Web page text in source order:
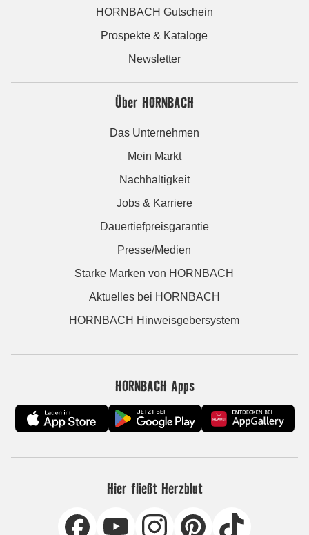
HORNBACH Gutschein
Prospekte & Kataloge
Newsletter
Über HORNBACH
Das Unternehmen
Mein Markt
Nachhaltigkeit
Jobs & Karriere
Dauertiefpreisgarantie
Presse/Medien
Starke Marken von HORNBACH
Aktuelles bei HORNBACH
HORNBACH Hinweisgebersystem
HORNBACH Apps
Hier fließt Herzblut